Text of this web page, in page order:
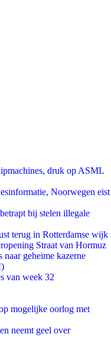
druk op ASML
Noorwegen eist
bij stelen illegale
terug in Rotterdamse wijk
Straat van Hormuz
geheime kazerne
van week 32
mogelijke oorlog met
neemt geel over